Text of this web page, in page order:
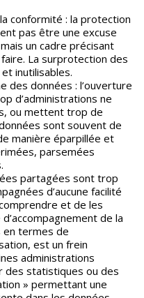
conformité : la protection
pas être une excuse
un cadre précisant
La surprotection des
inutilisables.
des données : l’ouverture
d’administrations ne
ou mettent trop de
sont souvent de
manière éparpillée et
parsemées
partagées sont trop
d’aucune facilité
et de les
de la
en termes de
est un frein
administrations
des statistiques ou des
» permettant une